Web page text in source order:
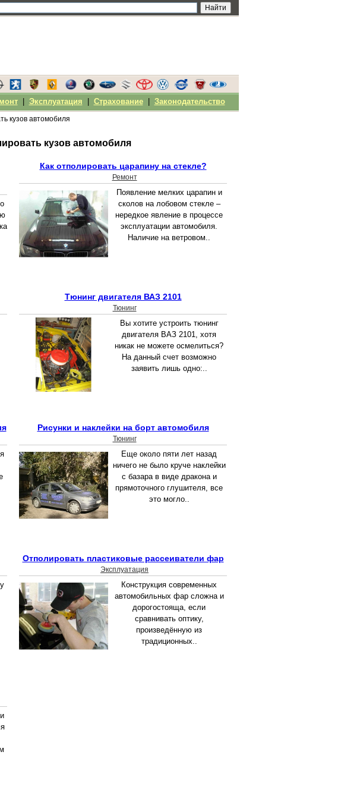
кузов автомобиля
кузов автомобиля
Как отполировать царапину на стекле?
Ремонт
Появление мелких царапин и
сколов на лобовом стекле –
нередкое явление в процессе
эксплуатации автомобиля.
Наличие на ветровом..
Тюнинг двигателя ВАЗ 2101
Тюнинг
Вы хотите устроить тюнинг
двигателя ВАЗ 2101, хотя
никак не можете осмелиться?
На данный счет возможно
заявить лишь одно:..
Рисунки и наклейки на борт автомобиля
Тюнинг
Еще около пяти лет назад
ничего не было круче наклейки
с базара в виде дракона и
прямоточного глушителя, все
это могло..
Отполировать пластиковые рассеиватели фар
Эксплуатация
Конструкция современных
автомобильных фар сложна и
дорогостояща, если
сравнивать оптику,
произведённую из
традиционных..
| Эксплуатация Страхование| Законодательство